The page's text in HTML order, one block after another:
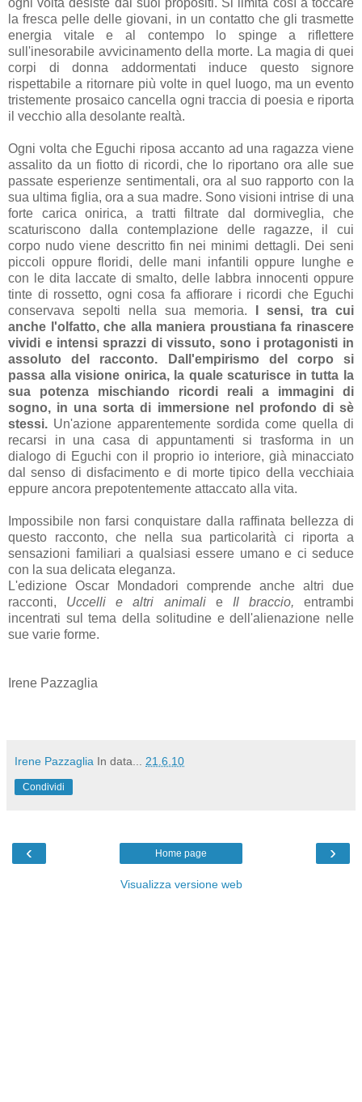
la fresca pelle delle giovani, in un contatto che gli trasmette
energia vitale e al contempo lo spinge a riflettere
sull'inesorabile avvicinamento della morte. La magia di quei
corpi di donna addormentati induce questo signore
rispettabile a ritornare più volte in quel luogo, ma un evento
tristemente prosaico cancella ogni traccia di poesia e riporta
il vecchio alla desolante realtà.
Ogni volta che Eguchi riposa accanto ad una ragazza viene
assalito da un fiotto di ricordi, che lo riportano ora alle sue
passate esperienze sentimentali, ora al suo rapporto con la
sua ultima figlia, ora a sua madre. Sono visioni intrise di una
forte carica onirica, a tratti filtrate dal dormiveglia, che
scaturiscono dalla contemplazione delle ragazze, il cui
corpo nudo viene descritto fin nei minimi dettagli. Dei seni
piccoli oppure floridi, delle mani infantili oppure lunghe e
con le dita laccate di smalto, delle labbra innocenti oppure
tinte di rossetto, ogni cosa fa affiorare i ricordi che Eguchi
conservava sepolti nella sua memoria.
I sensi, tra cui
anche l'olfatto, che alla maniera proustiana fa rinascere
vividi e intensi sprazzi di vissuto, sono i protagonisti in
assoluto del racconto. Dall'empirismo del corpo si
passa alla visione onirica, la quale scaturisce in tutta la
sua potenza mischiando ricordi reali a immagini di
sogno, in una sorta di immersione nel profondo di sè
stessi. Un'azione apparentemente sordida come quella di
recarsi in una casa di appuntamenti si trasforma in un
dialogo di Eguchi con il proprio io interiore, già minacciato
dal senso di disfacimento e di morte tipico della vecchiaia
eppure ancora prepotentemente attaccato alla vita.
Impossibile non farsi conquistare dalla raffinata bellezza di
questo racconto, che nella sua particolarità ci riporta a
sensazioni familiari a qualsiasi essere umano e ci seduce
con la sua delicata eleganza.
L'edizione Oscar Mondadori comprende anche altri due
racconti, Uccelli e altri animalie Il braccio, entrambi
incentrati sul tema della solitudine e dell'alienazione nelle
sue varie forme.
Irene Pazzaglia
Irene Pazzaglia In data... 21.6.10
Condividi
‹ ›
Home page
Visualizza versione web